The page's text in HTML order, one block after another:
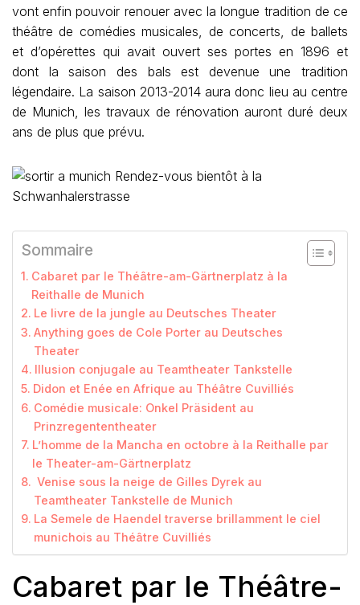
vont enfin pouvoir renouer avec la longue tradition de ce
théâtre de comédies musicales, de concerts, de ballets
et d’opérettes qui avait ouvert ses portes en 1896 et
dont la saison des bals est devenue une tradition
légendaire. La saison 2013-2014 aura donc lieu au centre
de Munich, les travaux de rénovation auront duré deux
ans de plus que prévu.
Rendez-vous bientôt à la
Schwanhalerstrasse
Sommaire
Cabaret par le Théâtre-am-Gärtnerplatz à la
Reithalle de Munich
Le livre de la jungle au Deutsches Theater
Anything goes de Cole Porter au Deutsches
Theater
lllusion conjugale au Teamtheater Tankstelle
Didon et Enée en Afrique au Théâtre Cuvilliés
Comédie musicale: Onkel Präsident au
Prinzregententheater
L’homme de la Mancha en octobre à la Reithalle par
le Theater-am-Gärtnerplatz
Venise sous la neige de Gilles Dyrek au
Teamtheater Tankstelle de Munich
La Semele de Haendel traverse brillamment le ciel
munichois au Théâtre Cuvilliés
Cabaret par le Théâtre-